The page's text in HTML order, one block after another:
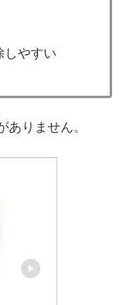
しやすい
りません。